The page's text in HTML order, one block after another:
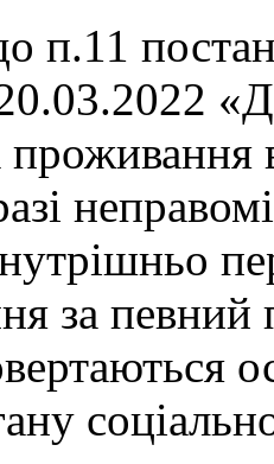
п.11
за певний